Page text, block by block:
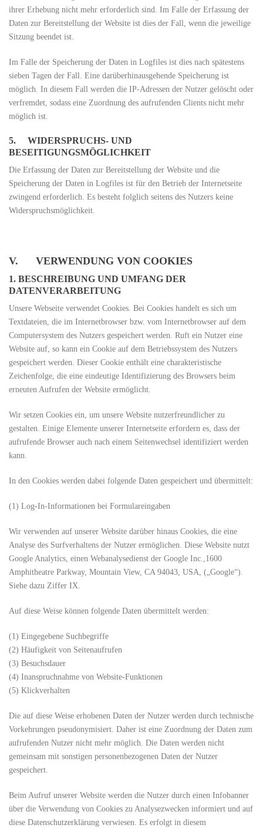
ihrer Erhebung nicht mehr erforderlich sind. Im Falle der Erfassung der
Daten zur Bereitstellung der Website ist dies der Fall, wenn die jeweilige
Sitzung beendet ist.
Im Falle der Speicherung der Daten in Logfiles ist dies nach spätestens
sieben Tagen der Fall. Eine darüberhinausgehende Speicherung ist
möglich. In diesem Fall werden die IP-Adressen der Nutzer gelöscht oder
verfremdet, sodass eine Zuordnung des aufrufenden Clients nicht mehr
möglich ist.
5. WIDERSPRUCHS- UND
BESEITIGUNGSMÖGLICHKEIT
Die Erfassung der Daten zur Bereitstellung der Website und die
Speicherung der Daten in Logfiles ist für den Betrieb der Internetseite
zwingend erforderlich. Es besteht folglich seitens des Nutzers keine
Widerspruchsmöglichkeit.
V. VERWENDUNG VON COOKIES
1. BESCHREIBUNG UND UMFANG DER
DATENVERARBEITUNG
Unsere Webseite verwendet Cookies. Bei Cookies handelt es sich um
Textdateien, die im Internetbrowser bzw. vom Internetbrowser auf dem
Computersystem des Nutzers gespeichert werden. Ruft ein Nutzer eine
Website auf, so kann ein Cookie auf dem Betriebssystem des Nutzers
gespeichert werden. Dieser Cookie enthält eine charakteristische
Zeichenfolge, die eine eindeutige Identifizierung des Browsers beim
erneuten Aufrufen der Website ermöglicht.
Wir setzen Cookies ein, um unsere Website nutzerfreundlicher zu
gestalten. Einige Elemente unserer Internetseite erfordern es, dass der
aufrufende Browser auch nach einem Seitenwechsel identifiziert werden
kann.
In den Cookies werden dabei folgende Daten gespeichert und übermittelt:
(1) Log-In-Informationen bei Formulareingaben
Wir verwenden auf unserer Website darüber hinaus Cookies, die eine
Analyse des Surfverhaltens der Nutzer ermöglichen. Diese Website nutzt
Google Analytics, einen Webanalysedienst der Google Inc.,1600
Amphitheatre Parkway, Mountain View, CA 94043, USA, („Google“).
Siehe dazu Ziffer IX.
Auf diese Weise können folgende Daten übermittelt werden:
(1) Eingegebene Suchbegriffe
(2) Häufigkeit von Seitenaufrufen
(3) Besuchsdauer
(4) Inanspruchnahme von Website-Funktionen
(5) Klickverhalten
Die auf diese Weise erhobenen Daten der Nutzer werden durch technische
Vorkehrungen pseudonymisiert. Daher ist eine Zuordnung der Daten zum
aufrufenden Nutzer nicht mehr möglich. Die Daten werden nicht
gemeinsam mit sonstigen personenbezogenen Daten der Nutzer
gespeichert.
Beim Aufruf unserer Website werden die Nutzer durch einen Infobanner
über die Verwendung von Cookies zu Analysezwecken informiert und auf
diese Datenschutzerklärung verwiesen. Es erfolgt in diesem